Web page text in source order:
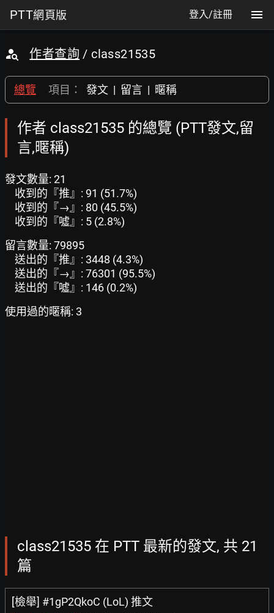
PTT網頁版 登入/註冊
作者查詢 / class21535
總覽 項目： 發文 | 留言 | 暱稱
作者 class21535 的總覽 (PTT發文,留
言,暱稱)
發文數量: 21
收到的『推』: 91 (51.7%)
收到的『→』: 80 (45.5%)
收到的『噓』: 5 (2.8%)
留言數量: 79895
送出的『推』: 3448 (4.3%)
送出的『→』: 76301 (95.5%)
送出的『噓』: 146 (0.2%)
使用過的暱稱: 3
class21535 在 PTT 最新的發文, 共 21
篇
[檢舉] #1gP2QkoC (LoL) 推文